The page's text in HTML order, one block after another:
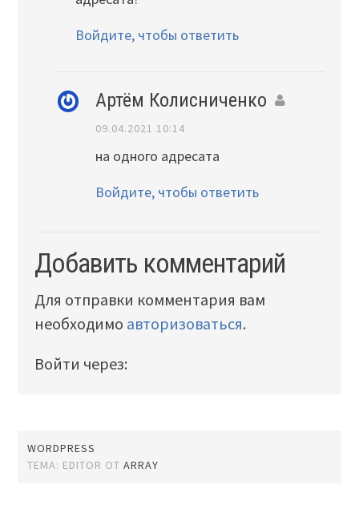
Войдите, чтобы ответить
Артём Колисниченко
09.04.2021 10:14
на одного адресата
Войдите, чтобы ответить
Добавить комментарий
Для отправки комментария вам
необходимо авторизоваться.
Войти через:
WORDPRESS
ТЕМА: EDITOR ОТARRAY